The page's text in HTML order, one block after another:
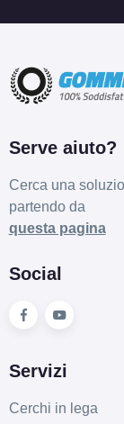
Serve aiuto?
Cerca una
partendo da
questa pagina
Social
Servizi
Cerchi in lega